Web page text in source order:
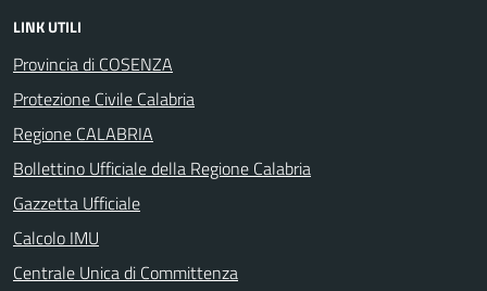
LINK UTILI
Provincia di COSENZA
Protezione Civile Calabria
Regione CALABRIA
Bollettino Ufficiale della Regione Calabria
Gazzetta Ufficiale
Calcolo IMU
Centrale Unica di Committenza